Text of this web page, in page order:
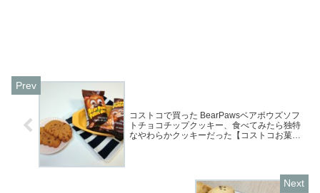
コストコで買った BearPawsベアポウズソフ
トチョコチップクッキー、食べてみたら独特
なやわらかクッキーだった【コストコお菓子